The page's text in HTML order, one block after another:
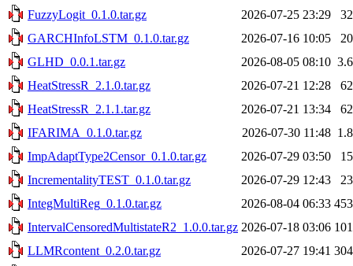
FuzzyLogit_0.1.0.tar.gz
2026-07-25 23:29
GARCHInfoLSTM_0.1.0.tar.gz
2026-07-16 10:05
GLHD_0.0.1.tar.gz
2026-08-05 08:10
HeatStressR_2.1.0.tar.gz
2026-07-21 12:28
HeatStressR_2.1.1.tar.gz
2026-07-21 13:34
IFARIMA_0.1.0.tar.gz
2026-07-30 11:48
ImpAdaptType2Censor_0.1.0.tar.gz
2026-07-29 03:50
IncrementalityTEST_0.1.0.tar.gz
2026-07-29 12:43
IntegMultiReg_0.1.0.tar.gz
2026-08-04 06:33
IntervalCensoredMultistateR2_1.0.0.tar.gz 2026-07-18 03:06
LLMRcontent_0.2.0.tar.gz
2026-07-27 19:41